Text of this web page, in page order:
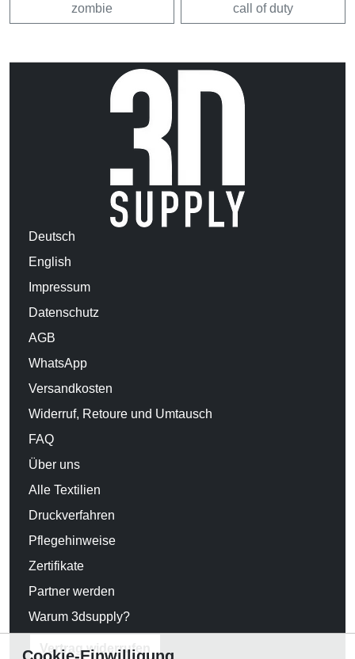
zombie call of duty
Deutsch
English
Impressum
Datenschutz
AGB
WhatsApp
Versandkosten
Widerruf, Retoure und Umtausch
FAQ
Über uns
Alle Textilien
Druckverfahren
Pflegehinweise
Zertifikate
Partner werden
Warum 3dsupply?
Vertrag widerrufen